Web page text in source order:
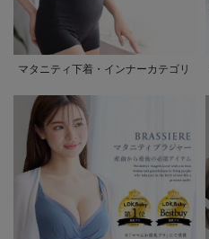
マタニティ下着・インナーカテゴリ